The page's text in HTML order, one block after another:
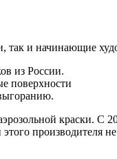
так и начинающие
из России.
поверхности
краски. С
производителя